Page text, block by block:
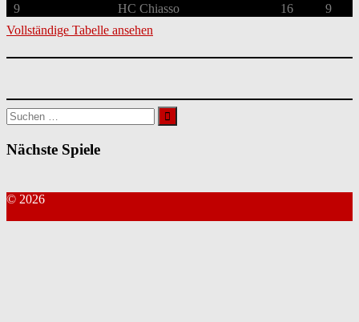
9
HC Chiasso 16
9
Vollständige Tabelle ansehen
Suchen
nach:
Nächste Spiele
© 2026